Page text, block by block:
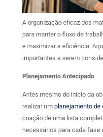
A organização eficaz dos
para manter o fluxo de
e maximizar a eficiência.
importantes a serem
Planejamento Antecipado
Antes mesmo do início da
realizar um planejamento de
criação de uma lista
necessários para cada fase